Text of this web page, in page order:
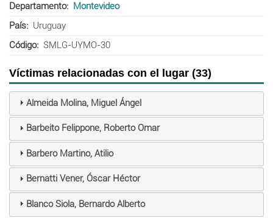
Departamento
Montevideo
País
Uruguay
Código
SMLG-UYMO-30
Víctimas relacionadas con el lugar (33)
Almeida Molina, Miguel Ángel
Barbeito Felippone, Roberto Omar
Barbero Martino, Atilio
Bernatti Vener, Óscar Héctor
Blanco Siola, Bernardo Alberto